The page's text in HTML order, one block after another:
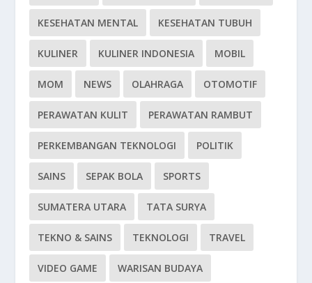
KESEHATAN MENTAL KESEHATAN TUBUH
KULINER KULINER INDONESIA MOBIL
MOM NEWS OLAHRAGA OTOMOTIF
PERAWATAN KULIT PERAWATAN RAMBUT
PERKEMBANGAN TEKNOLOGI POLITIK
SAINS SEPAK BOLA SPORTS
SUMATERA UTARA TATA SURYA
TEKNO & SAINS TEKNOLOGI TRAVEL
VIDEO GAME WARISAN BUDAYA